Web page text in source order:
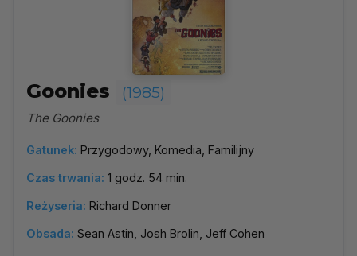
Goonies (1985)
The Goonies
Gatunek: Przygodowy, Komedia, Familijny
Czas trwania: 1 godz. 54 min.
Reżyseria: Richard Donner
Obsada: Sean Astin, Josh Brolin, Jeff Cohen